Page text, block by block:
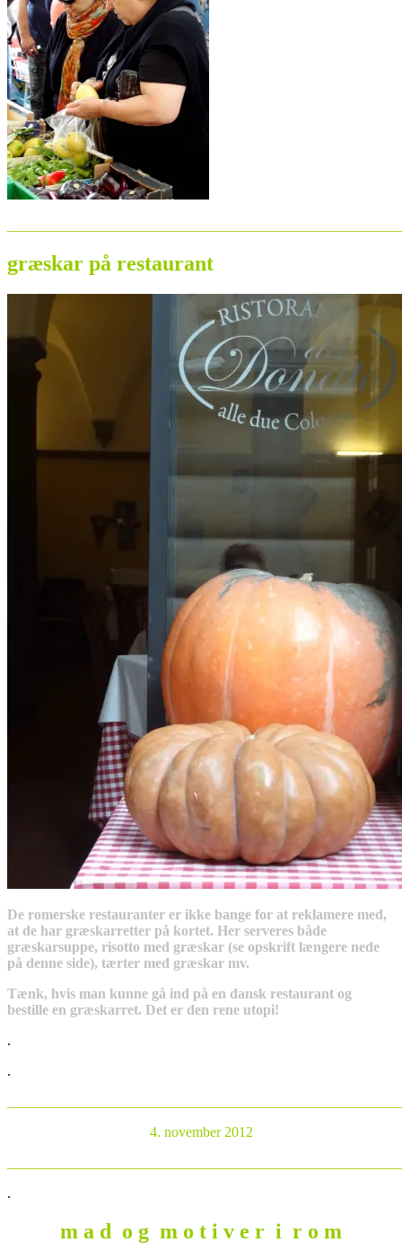
græskar på restaurant
De romerske restauranter er ikke bange for at reklamere med,
at de har græskarretter på kortet. Her serveres både
græskarsuppe, risotto med græskar (se opskrift længere nede
på denne side), tærter med græskar mv.
Tænk, hvis man kunne gå ind på en dansk restaurant og
bestille en græskarret. Det er den rene utopi!
.
.
4. november 2012
.
m a d o g m o t i v e r i r o m